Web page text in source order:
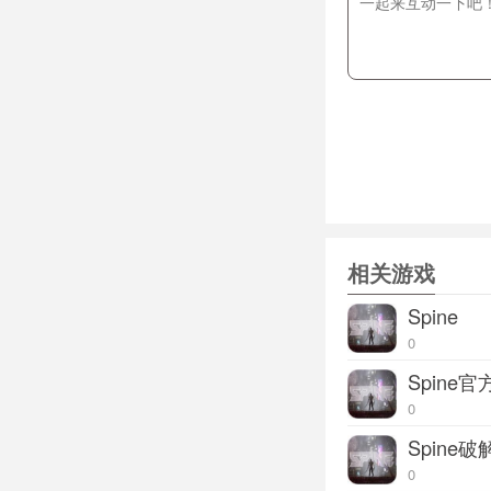
你是不是一个普
扑灭犯罪势力在
相关游戏
Spine
0
Spine官
0
Spine破
0